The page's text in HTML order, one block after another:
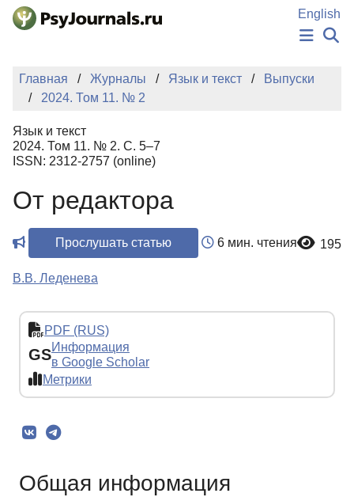
Перейти к основному содержанию
English
НОВОСТИ
БАЗА ЗНАНИЙ
КЛЮЧЕВЫЕ СЛОВА
Главная Журналы Язык и текст
Выпуски
2024. Том 11. № 2
Язык и текст
2024. Том 11. № 2. С. 5–7
ISSN: 2312-2757 (online)
От редактора
Прослушать статью 6 мин. чтения 195
В.В. Леденева
PDF (RUS)
GSИнформация
в Google Scholar
Метрики
Общая информация